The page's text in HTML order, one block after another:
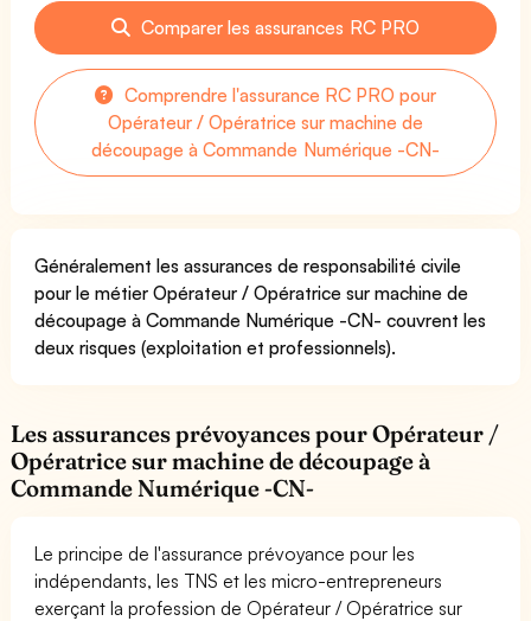
Comparer les assurances RC PRO
Comprendre l'assurance RC PRO pour
Opérateur / Opératrice sur machine de
découpage à Commande Numérique -CN-
Généralement les assurances de responsabilité civile
pour le métier Opérateur / Opératrice sur machine de
découpage à Commande Numérique -CN- couvrent les
deux risques (exploitation et professionnels).
Les assurances prévoyances pour Opérateur /
Opératrice sur machine de découpage à
Commande Numérique -CN-
Le principe de l'assurance prévoyance pour les
indépendants, les TNS et les micro-entrepreneurs
exerçant la profession de Opérateur / Opératrice sur